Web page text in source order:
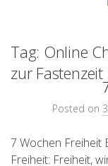
Tag: Online
zur
Posted on
7 Wochen Freiheit
Freiheit: Freiheit,